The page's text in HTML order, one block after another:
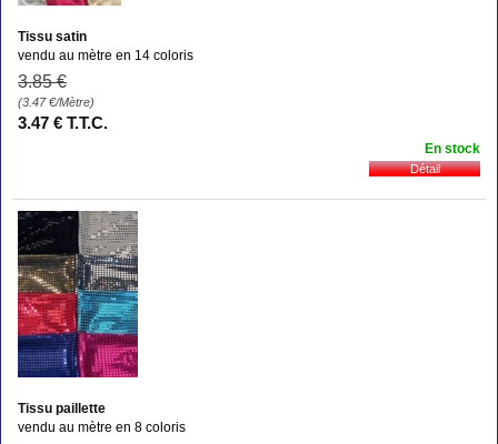
Tissu satin
vendu au mètre en 14 coloris
3.85 €
(3.47€/Mètre)
3.47 € T.T.C.
En stock
Tissu paillette
vendu au mètre en 8 coloris